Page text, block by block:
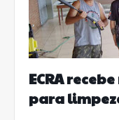
ECRA
para